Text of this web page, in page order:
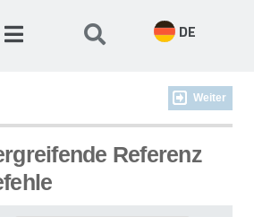
DE
Weiter
Referenz